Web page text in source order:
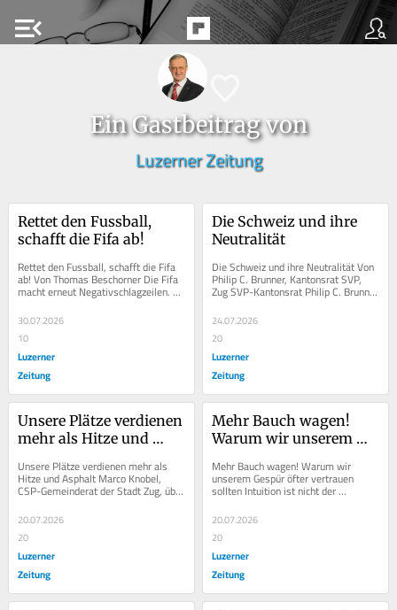
menu_open
Ein Gastbeitrag von
Luzerner Zeitung
Rettet den Fussball,
schafft die Fifa ab!
Rettet den Fussball, schafft die Fifa
ab! Von Thomas Beschorner Die Fifa
macht erneut Negativschlagzeilen.
Statt uns zu empören, können und
sollten...
30.07.2026
10
Luzerner
Zeitung
Die Schweiz und ihre
Neutralität
Die Schweiz und ihre Neutralität Von
Philip C. Brunner, Kantonsrat SVP,
Zug SVP-Kantonsrat Philip C. Brunner
ist überzeugt: Ein Ja zur...
24.07.2026
20
Luzerner
Zeitung
Unsere Plätze verdienen
mehr als Hitze und
Unsere Plätze verdienen mehr als
Hitze und Asphalt Marco Knobel,
CSP-Gemeinderat der Stadt Zug, über
Hitzebelastung im öffentlichen Raum
und...
20.07.2026
20
Luzerner
Zeitung
Mehr Bauch wagen!
Warum wir unserem
sollten
Mehr Bauch wagen! Warum wir
unserem Gespür öfter vertrauen
sollten Intuition ist nicht der
vielmehr auf...
20.07.2026
20
Luzerner
Zeitung